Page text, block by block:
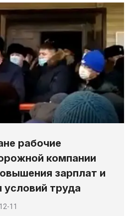
рабочие
компании
зарплат и
условий труда
11